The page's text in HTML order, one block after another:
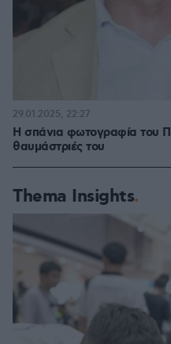
Η σπάνια φωτογραφία του
θαυμάστριές του
29.01.2025, 22:27
Thema Insights